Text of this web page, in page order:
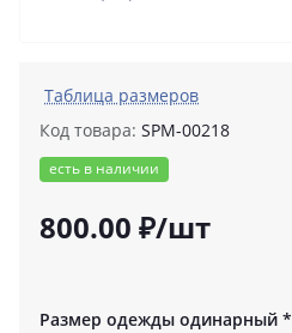
Таблица размеров
Код товара: SPM-00218
есть в наличии
800.00 ₽/шт
Размер одежды одинарный *